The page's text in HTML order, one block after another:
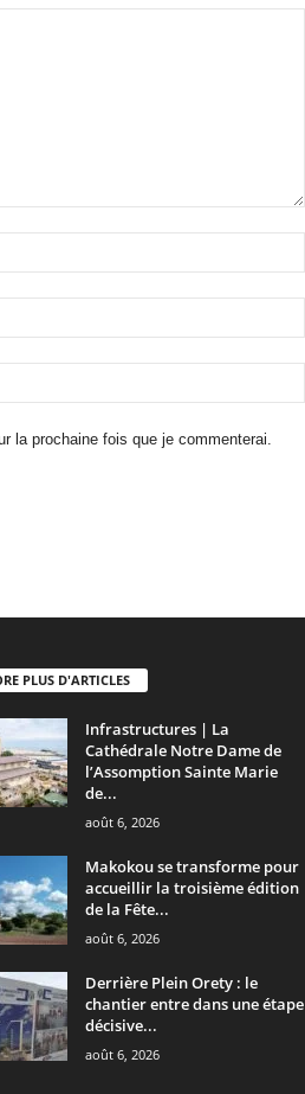
la prochaine fois que je commenterai.
PLUS D'ARTICLES
Infrastructures | La
Cathédrale Notre Dame de
l’Assomption Sainte Marie
de...
août 6, 2026
Makokou se transforme pour
accueillir la troisième édition
de la Fête...
août 6, 2026
Derrière Plein Orety : le
chantier entre dans une étape
décisive...
août 6, 2026